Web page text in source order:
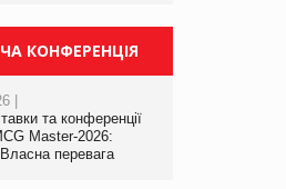
КОНФЕРЕНЦІЯ
|
та конференції
Master-2026:
перевага